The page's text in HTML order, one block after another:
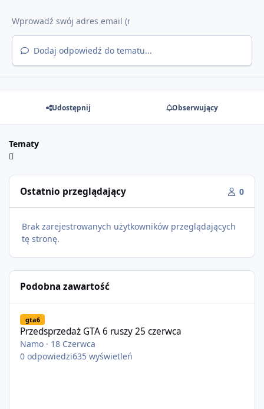
Dodaj odpowiedź do tematu...
Udostępnij Obserwujący
Tematy
Ostatnio przeglądający 0
Brak zarejestrowanych użytkowników przeglądających
tę stronę.
Podobna zawartość
gta6
Przedsprzedaż GTA 6 ruszy 25 czerwca
Namo · 18 Czerwca
0 odpowiedzi635 wyświetleń